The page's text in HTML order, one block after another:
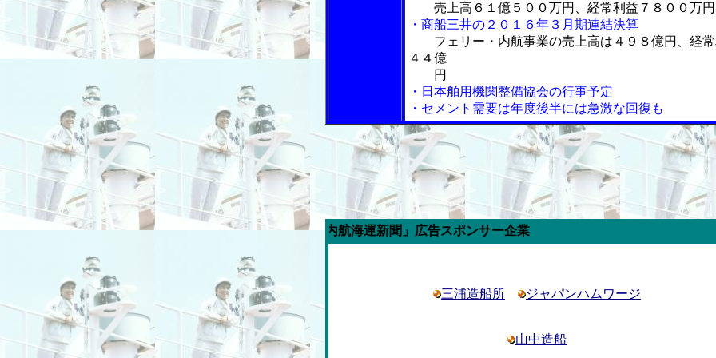
売上高６１億５００万円、経常利益７８００万円
・商船三井の２０１６年３月期連結決算
フェリー・内航事業の売上高は４９８億円、経
４４億
円
・日本舶用機関整備協会の行事予定
・セメント需要は年度後半には急激な回復も
今週の「内航海運新聞」広告スポンサー企業
三浦造船所 ジャパンハムワージ
山中造船